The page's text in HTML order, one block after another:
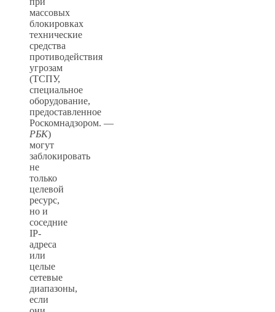
массовых
блокировках
технические
средства
противодействия
угрозам
(ТСПУ,
специальное
оборудование,
предоставленное
Роскомнадзором. —
РБК)
могут
заблокировать
не
только
целевой
ресурс,
но и
соседние
IP-
адреса
или
целые
сетевые
диапазоны,
если